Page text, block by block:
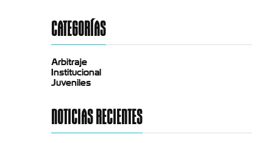
CATEGORÍAS
Arbitraje
Institucional
Juveniles
NOTICIAS RECIENTES